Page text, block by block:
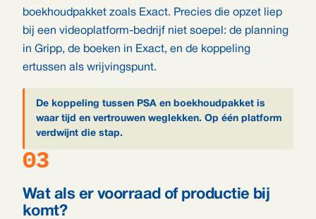
boekhoudpakket zoals Exact. Precies die opzet liep
bij een videoplatform-bedrijf niet soepel: de planning
in Gripp, de boeken in Exact, en de koppeling
ertussen als wrijvingspunt.
De koppeling tussen PSA en boekhoudpakket is
waar tijd en vertrouwen weglekken. Op één platform
verdwijnt die stap.
03
Wat als er voorraad of productie bij
komt?